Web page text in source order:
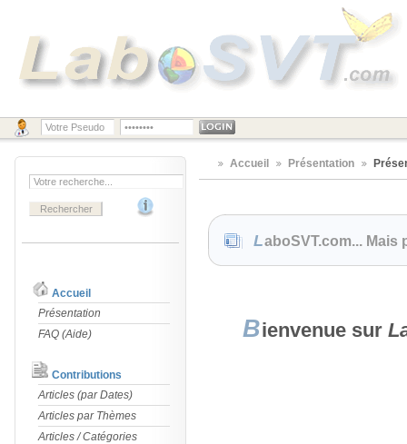
Accueil
Présentation
FAQ (Aide)
Contributions
Articles (par Dates)
Articles par Thèmes
Articles / Catégories
Accueil Présentation
LaboSVT.com...
Bienvenue sur